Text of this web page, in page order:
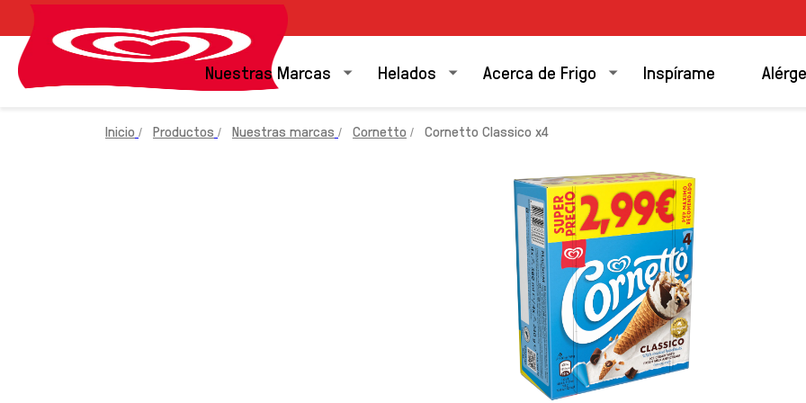
Nuestras Marcas Helados Acerca de Frigo Inspírame
Inicio Productos Nuestras marcas Cornetto Cornetto Classico x4